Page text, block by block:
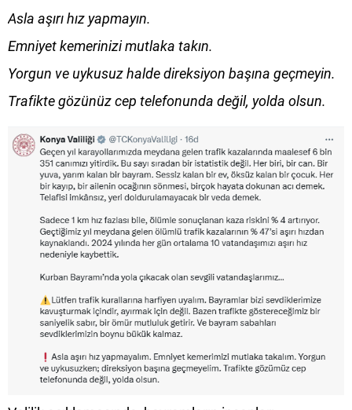
Asla aşırı hız yapmayın.
Emniyet kemerinizi mutlaka takın.
Yorgun ve uykusuz halde direksiyon başına geçmeyin.
Trafikte gözünüz cep telefonunda değil, yolda olsun.